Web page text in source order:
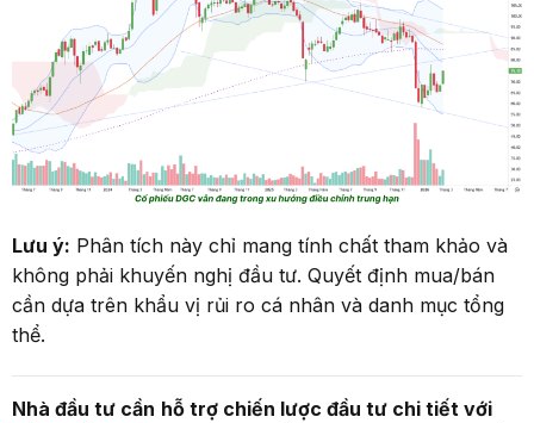
Lưu ý: Phân tích này chỉ mang tính chất tham khảo và
không phải khuyến nghị đầu tư. Quyết định mua/bán
cần dựa trên khẩu vị rủi ro cá nhân và danh mục tổng
thể.
Nhà đầu tư cần hỗ trợ chiến lược đầu tư chi tiết với